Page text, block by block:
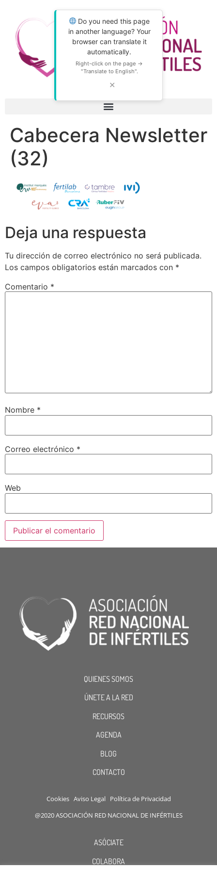
Do you need this page
in another language? Your
browser can translate it
automatically.
Right-click on the page →
"Translate to English".
✕
Cabecera Newsletter
(32)
Deja una respuesta
Tu dirección de correo electrónico no será publicada.
Los campos obligatorios están marcados con *
Comentario *
Nombre *
Correo electrónico *
Web
QUIENES SOMOS
ÚNETE A LA RED
RECURSOS
AGENDA
BLOG
CONTACTO
Cookies Aviso Legal Política de Privacidad
@2020 ASOCIACIÓN RED NACIONAL DE INFÉRTILES
ASÓCIATE
COLABORA